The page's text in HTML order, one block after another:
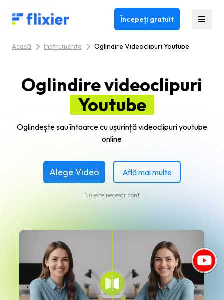
Flixier logo - Home Începeți gratuit
Acasă Instrumente Oglindire Videoclipuri Youtube
Oglindire videoclipuri
Youtube
Oglindește sau întoarce cu ușurință videoclipuri youtube
online
Alege Video Află mai multe
Nu este necesar cont